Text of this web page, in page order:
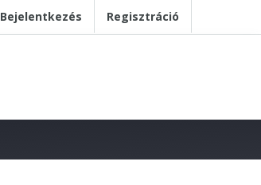
Bejelentkezés Regisztráció